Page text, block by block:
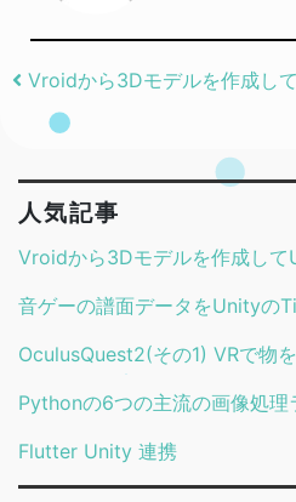
Post
Vroidから3Dモデルを作成し
人気記事
Vroidから3Dモデルを作成して
音ゲーの譜面データをUnityの
OculusQuest2(その1) VRで物
Pythonの6つの主流の画像処理
Flutter Unity 連携